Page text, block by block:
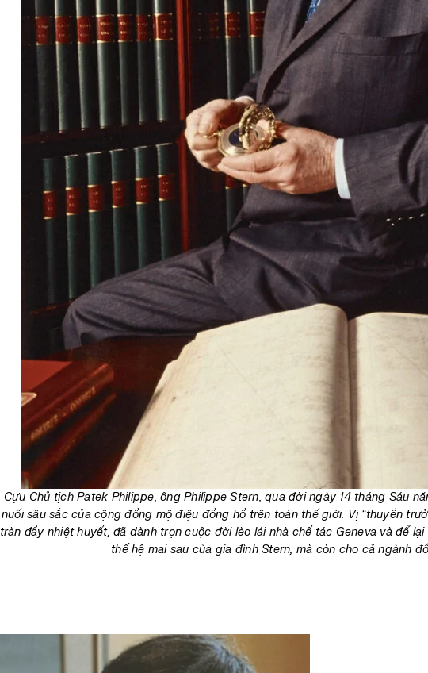
Cựu Chủ tịch Patek Philippe, ông Philippe Stern, qua đời ngày 14 tháng Sáu
nuối sâu sắc của cộng đồng mộ điệu đồng hồ trên toàn thế giới. Vị “thuyền
tràn đầy nhiệt huyết, đã dành trọn cuộc đời lèo lái nhà chế tác Geneva và để
thế hệ mai sau của gia đình Stern, mà còn cho cả ngành